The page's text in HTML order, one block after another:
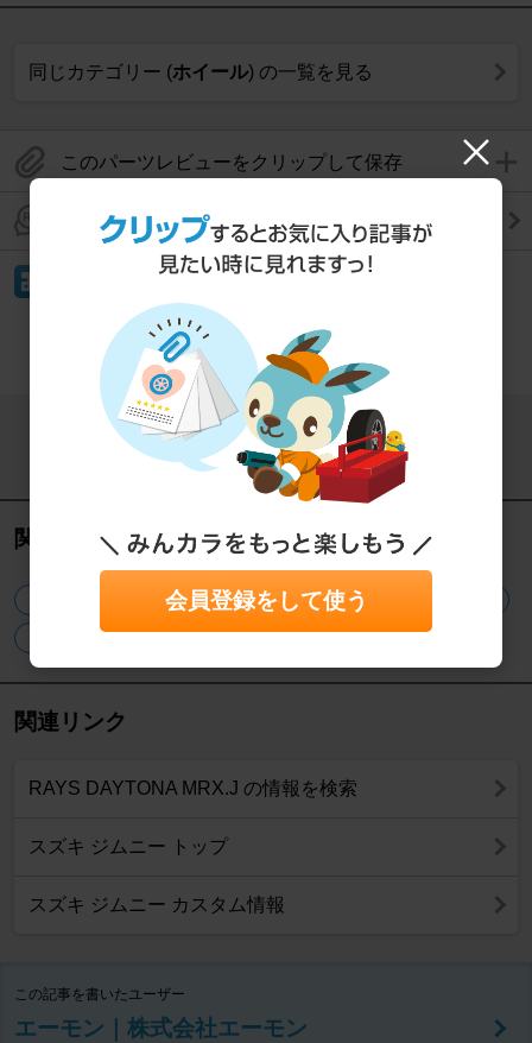
同じカテゴリー (ホイール) の一覧を見る
このパーツレビューをクリップして保存
このパーツレビューのコメントを見る
もっと見る
この記事をシェアする
関連タグ
RAYS ジムニー エーモン
関連リンク
RAYS DAYTONA MRX.J の情報を検索
スズキ ジムニー トップ
スズキ ジムニー カスタム情報
この記事を書いたユーザー
エーモン｜株式会社エーモン
会員登録をして使う